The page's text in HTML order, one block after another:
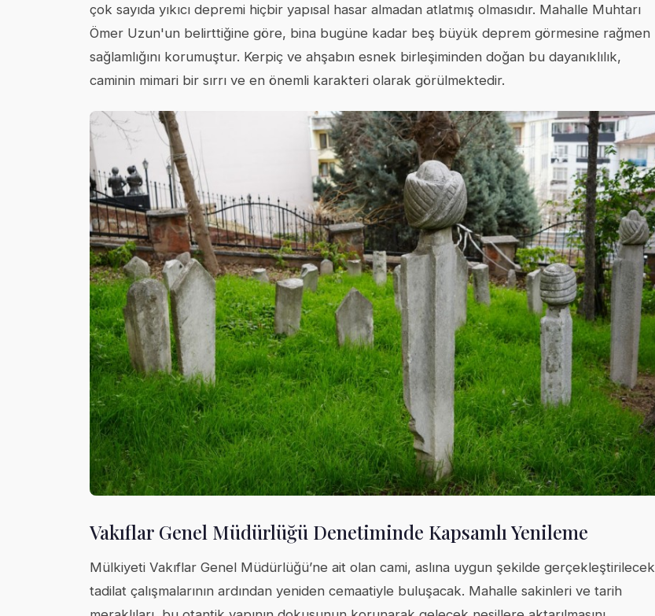
çok sayıda yıkıcı depremi hiçbir yapısal hasar almadan atlatmış olmasıdır. Mahalle Muhtarı
Ömer Uzun'un belirttiğine göre, bina bugüne kadar beş büyük deprem görmesine rağmen
sağlamlığını korumuştur. Kerpiç ve ahşabın esnek birleşiminden doğan bu dayanıklılık,
caminin mimari bir sırrı ve en önemli karakteri olarak görülmektedir.
Vakıflar Genel Müdürlüğü Denetiminde Kapsamlı Yenileme
Mülkiyeti Vakıflar Genel Müdürlüğü’ne ait olan cami, aslına uygun şekilde gerçekleştirilecek
tadilat çalışmalarının ardından yeniden cemaatiyle buluşacak. Mahalle sakinleri ve tarih